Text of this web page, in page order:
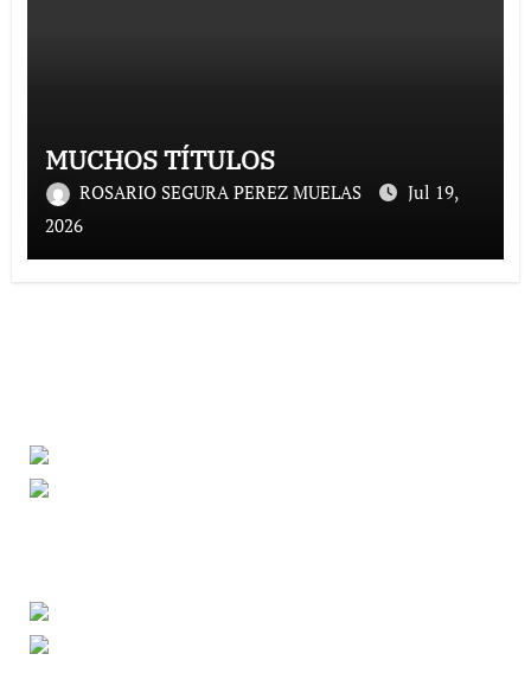
MUCHOS TÍTULOS
ROSARIO SEGURA PEREZ MUELAS
Jul 19,
2026